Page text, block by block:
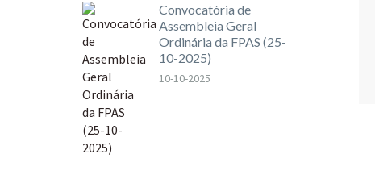
Convocatória de
Assembleia Geral
Ordinária da FPAS (25-
10-2025)
10-10-2025